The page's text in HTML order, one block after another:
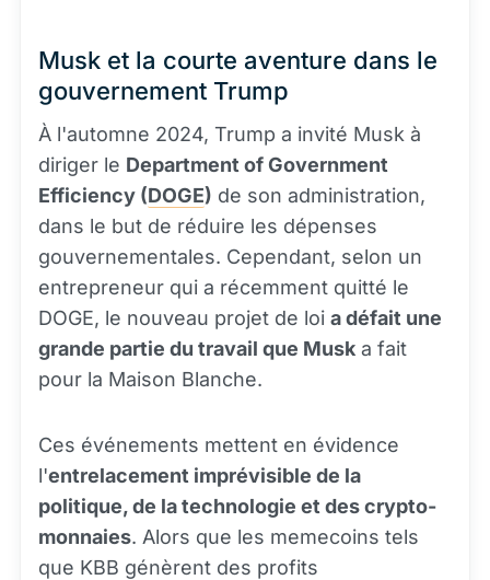
Musk et la courte aventure dans le
gouvernement Trump
À l'automne 2024, Trump a invité Musk à
diriger le Department of Government
Efficiency (DOGE) de son administration,
dans le but de réduire les dépenses
gouvernementales. Cependant, selon un
entrepreneur qui a récemment quitté le
DOGE, le nouveau projet de loi a défait une
grande partie du travail que Musk a fait
pour la Maison Blanche.
Ces événements mettent en évidence
l'entrelacement imprévisible de la
politique, de la technologie et des crypto-
monnaies. Alors que les memecoins tels
que KBB génèrent des profits